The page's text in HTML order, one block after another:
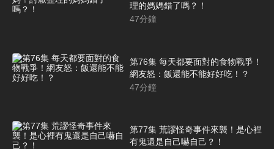
理的媽媽錯了嗎？！
47分鐘
第76集 每天都要面對的食物戰爭！
網友怒：飯還能不能好好吃！？
47分鐘
第77集 荒謬怪奇事件來襲！是心裡
有鬼還是自己嚇自己？！